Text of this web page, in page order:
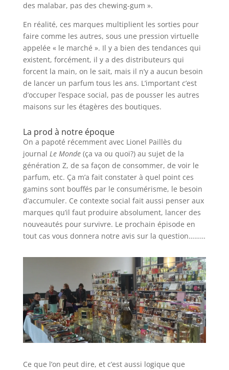
des malabar, pas des chewing-gum ».
En réalité, ces marques multiplient les sorties pour
faire comme les autres, sous une pression virtuelle
appelée « le marché ». Il y a bien des tendances qui
existent, forcément, il y a des distributeurs qui
forcent la main, on le sait, mais il n’y a aucun besoin
de lancer un parfum tous les ans. L’important c’est
d’occuper l’espace social, pas de pousser les autres
maisons sur les étagères des boutiques.
La prod à notre époque
On a papoté récemment avec Lionel Paillès du
journal Le Monde(ça va ou quoi?) au sujet de la
génération Z, de sa façon de consommer, de voir le
parfum, etc. Ça m’a fait constater à quel point ces
gamins sont bouffés par le consumérisme, le besoin
d’accumuler. Ce contexte social fait aussi penser aux
marques qu’il faut produire absolument, lancer des
nouveautés pour survivre. Le prochain épisode en
tout cas vous donnera notre avis sur la question………
Ce que l’on peut dire, et c’est aussi logique que